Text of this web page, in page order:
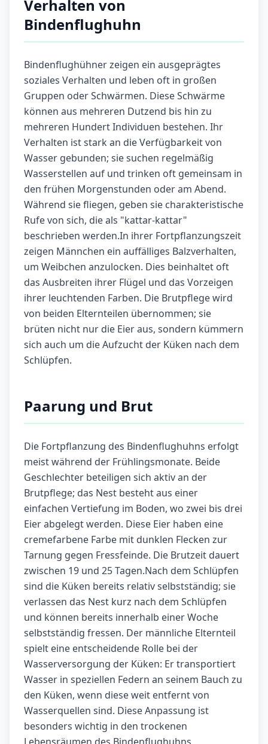
Verhalten von
Bindenflughuhn
Bindenflughühner zeigen ein ausgeprägtes
soziales Verhalten und leben oft in großen
Gruppen oder Schwärmen. Diese Schwärme
können aus mehreren Dutzend bis hin zu
mehreren Hundert Individuen bestehen. Ihr
Verhalten ist stark an die Verfügbarkeit von
Wasser gebunden; sie suchen regelmäßig
Wasserstellen auf und trinken oft gemeinsam in
den frühen Morgenstunden oder am Abend.
Während sie fliegen, geben sie charakteristische
Rufe von sich, die als "kattar-kattar"
beschrieben werden.In ihrer Fortpflanzungszeit
zeigen Männchen ein auffälliges Balzverhalten,
um Weibchen anzulocken. Dies beinhaltet oft
das Ausbreiten ihrer Flügel und das Vorzeigen
ihrer leuchtenden Farben. Die Brutpflege wird
von beiden Elternteilen übernommen; sie
brüten nicht nur die Eier aus, sondern kümmern
sich auch um die Aufzucht der Küken nach dem
Schlüpfen.
Paarung und Brut
Die Fortpflanzung des Bindenflughuhns erfolgt
meist während der Frühlingsmonate. Beide
Geschlechter beteiligen sich aktiv an der
Brutpflege; das Nest besteht aus einer
einfachen Vertiefung im Boden, wo zwei bis drei
Eier abgelegt werden. Diese Eier haben eine
cremefarbene Farbe mit dunklen Flecken zur
Tarnung gegen Fressfeinde. Die Brutzeit dauert
zwischen 19 und 25 Tagen.Nach dem Schlüpfen
sind die Küken bereits relativ selbstständig; sie
verlassen das Nest kurz nach dem Schlüpfen
und können bereits innerhalb einer Woche
selbstständig fressen. Der männliche Elternteil
spielt eine entscheidende Rolle bei der
Wasserversorgung der Küken: Er transportiert
Wasser in speziellen Federn an seinem Bauch zu
den Küken, wenn diese weit entfernt von
Wasserquellen sind. Diese Anpassung ist
besonders wichtig in den trockenen